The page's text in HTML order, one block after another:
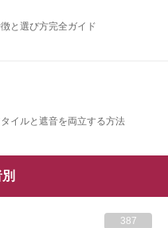
と選び方完全ガイド
イルと遮音を両立する方法
387